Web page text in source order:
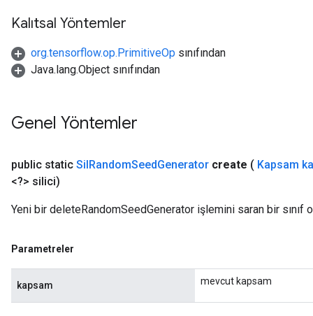
Kalıtsal Yöntemler
org.tensorflow.op.PrimitiveOp sınıfından
Java.lang.Object sınıfından
Genel Yöntemler
public static SilRandomSeedGenerator create ( Kapsam
<?> silici)
Yeni bir deleteRandomSeedGenerator işlemini saran bir
Parametreler
kapsam mevcut kapsam